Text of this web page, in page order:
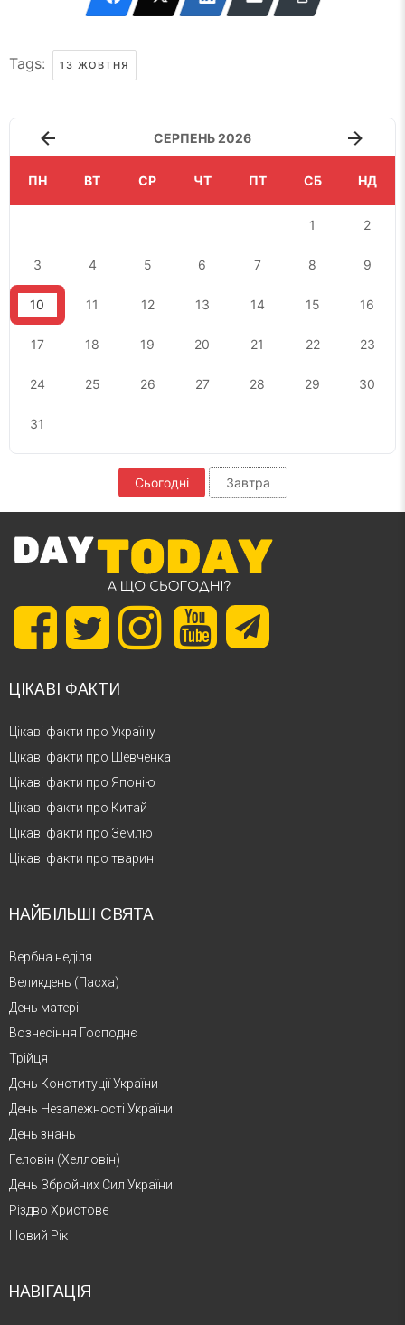
Tags: 13 ЖОВТНЯ
СЕРПЕНЬ 2026
ПН ВТ СР ЧТ ПТ СБ НД
1 2
3 4 5 6 7 8 9
10 11 12 13 14 15 16
17 18 19 20 21 22 23
24 25 26 27 28 29 30
31
Сьогодні Завтра
ЦІКАВІ ФАКТИ
Цікаві факти про Україну
Цікаві факти про Шевченка
Цікаві факти про Японію
Цікаві факти про Китай
Цікаві факти про Землю
Цікаві факти про тварин
НАЙБІЛЬШІ СВЯТА
Вербна неділя
Великдень (Пасха)
День матері
Вознесіння Господнє
Трійця
День Конституції України
День Незалежності України
День знань
Геловін (Хелловін)
День Збройних Сил України
Різдво Христове
Новий Рік
НАВІГАЦІЯ